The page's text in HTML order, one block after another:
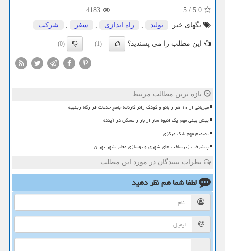
5.0
/
5
4183
تگهای خبر:
تولید , راه اندازی , سفر , شركت
این مطلب را می پسندید؟ (1)
(0)
تازه ترین مطالب مرتبط
میزبانی از ۱۰ هزار بانو و کودک زائر کارنامه جامع خدمات قرارگاه زینبیه
پیش بینی مهم یک انبوه ساز از بازار مسکن در آینده
تصمیم مهم بانک مرکزی
پیشرفت زیرساخت های شهری و نوسازی معابر شهر تهران
نظرات بینندگان در مورد این مطلب
لطفا شما همنظر دهید